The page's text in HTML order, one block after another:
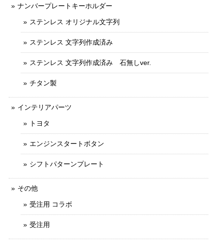
ナンバープレートキーホルダー
ステンレス オリジナル文字列
ステンレス 文字列作成済み
ステンレス 文字列作成済み 石無しver.
チタン製
インテリアパーツ
トヨタ
エンジンスタートボタン
シフトパターンプレート
その他
受注用 コラボ
受注用